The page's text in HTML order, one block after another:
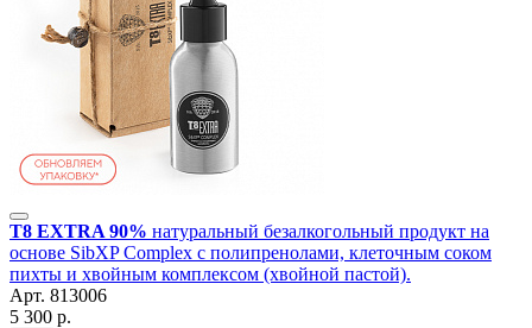
T8 EXTRA 90% натуральный безалкогольный продукт на
основе SibXP Complex с полипренолами, клеточным соком
пихты и хвойным комплексом (хвойной пастой).
Арт. 813006
5 300 р.